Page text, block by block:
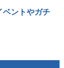
ベントやガチ